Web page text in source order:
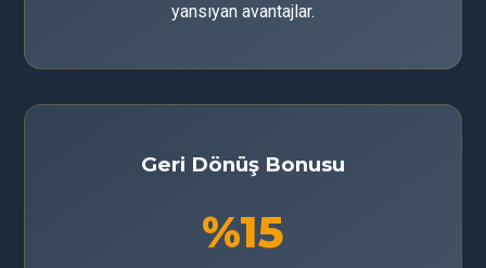
yansıyan avantajlar.
Geri Dönüş Bonusu
%15